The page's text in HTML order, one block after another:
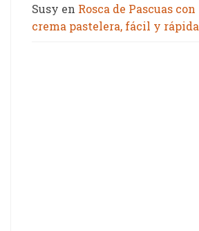
Susy en Rosca de Pascuas con
crema pastelera, fácil y rápida